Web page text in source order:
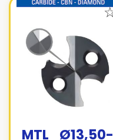
MTL_Ø13,50-